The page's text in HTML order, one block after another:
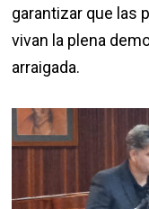
garantizar que las
vivan la plena
arraigada.